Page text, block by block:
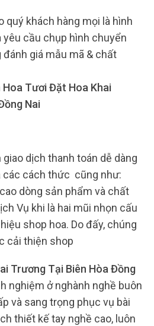
quý khách hàng mọi là hình
cầu chụp hình chuyển
giá mẫu mã & chất
Hoa Tươi Đặt Hoa Khai
Nai
dịch thanh toán dễ dàng
các cách thức cũng như:
dòng sản phẩm và chất
Vụ khi là hai mũi nhọn cấu
shop hoa. Do đấy, chúng
cải thiện shop
Trương Tại Biên Hòa Đồng
nghiệm ở nghành nghề buôn
và sang trọng phục vụ bài
thiết kế tay nghề cao, luôn